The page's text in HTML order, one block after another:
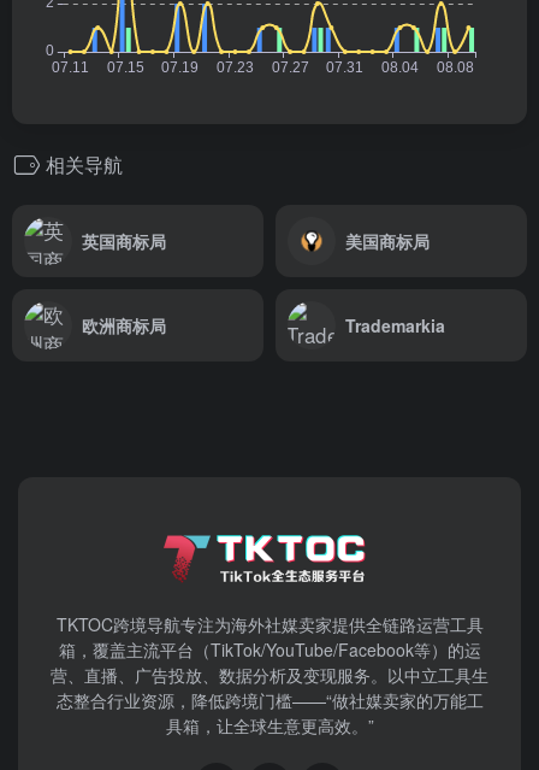
相关导航
英国商标局 美国商标局
欧洲商标局 Trademarkia
TKTOC跨境导航​专注为海外社媒卖家提供全链路运营工具
箱，覆盖主流平台（TikTok/YouTube/Facebook等）​的运
营、直播、广告投放、数据分析及变现服务。以中立工具生
态整合行业资源，降低跨境门槛——“做社媒卖家的万能工
具箱，让全球生意更高效。”